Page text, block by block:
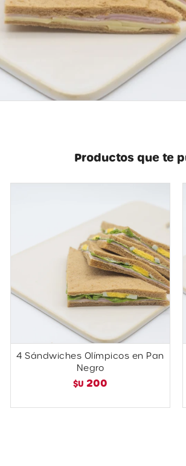
Productos que te
4 Sándwiches Olímpicos en Pan
Negro
$U 200